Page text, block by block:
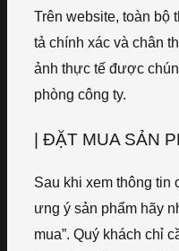
Trên website, toàn bộ
tả chính xác và chân
ảnh thực tế được
phòng công ty.
| ĐẶT MUA SẢN
Sau khi xem thông tin
ưng ý sản phẩm hãy
mua”. Quý khách chỉ